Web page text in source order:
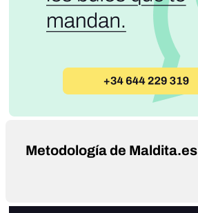
Metodología de Maldita.es